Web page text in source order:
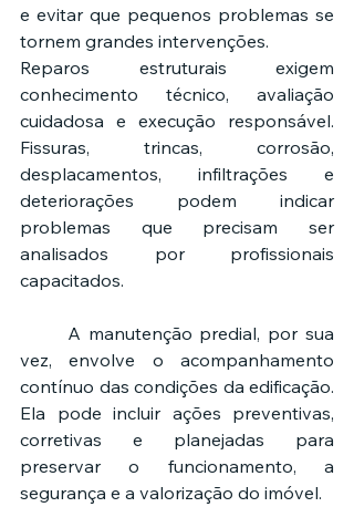
e evitar que pequenos problemas se
tornem grandes intervenções.
Reparos estruturais exigem
conhecimento técnico, avaliação
cuidadosa e execução responsável.
Fissuras, trincas, corrosão,
desplacamentos, infiltrações e
deteriorações podem indicar
problemas que precisam ser
analisados por profissionais
capacitados.
vez, envolve o acompanhamento
contínuo das condições da edificação.
Ela pode incluir ações preventivas,
corretivas e planejadas para
preservar o funcionamento, a
segurança e a valorização do imóvel.